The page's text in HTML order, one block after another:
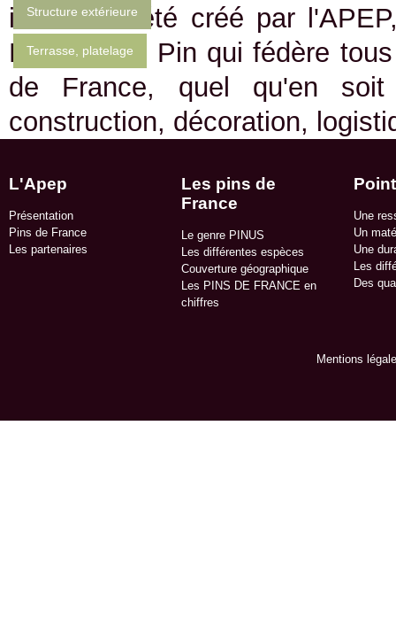
Structure extérieure
Terrasse, platelage
internet a été créé par
Emplois du Pin qui fédère
de France, quel qu'en soit
construction, décoration,
L'Apep
Présentation
Pins de France
Les partenaires
Les pins de
France
Le genre PINUS
Les différentes espèces
Couverture géographique
Les PINS DE FRANCE en
chiffres
Une
Un
Une
Les
Des
Mentions